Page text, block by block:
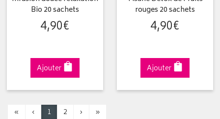
Bio 20 sachets
4,90€
Ajouter
rouges 20 sachets
4,90€
Ajouter
« ‹ 1 2 › »